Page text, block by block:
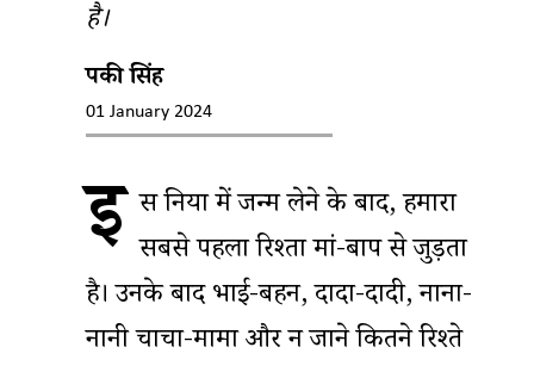
है।
पिंकी सिंह
01 January 2024
इ स दुनिया में जन्म लेने के बाद, हमारा
सबसे पहला रिश्ता मां-बाप से जुड़ता
है। उनके बाद भाई-बहन, दादा-दादी, नाना-
नानी चाचा-मामा और न जाने कितने रिश्ते